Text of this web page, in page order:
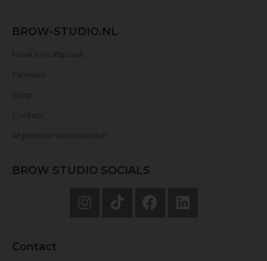
BROW-STUDIO.NL
Maak een afspraak
Tarieven
Shop
Contact
Algemene voorwaarden
BROW STUDIO SOCIALS
Contact